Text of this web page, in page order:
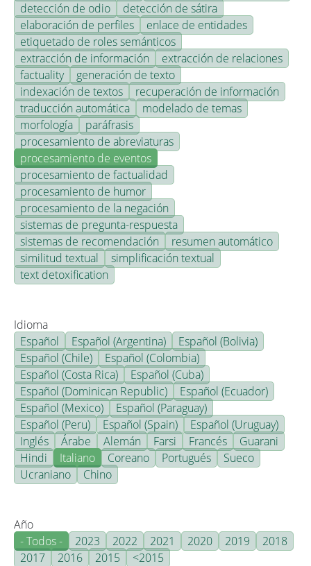
detección de odio
detección de sátira
elaboración de perfiles
enlace de entidades
etiquetado de roles semánticos
extracción de información
extracción de relaciones
factuality
generación de texto
indexación de textos
recuperación de información
traducción automática
modelado de temas
morfología
paráfrasis
procesamiento de abreviaturas
procesamiento de eventos
procesamiento de factualidad
procesamiento de humor
procesamiento de la negación
sistemas de pregunta-respuesta
sistemas de recomendación
resumen automático
similitud textual
simplificación textual
text detoxification
Idioma
Español
Español (Argentina)
Español (Bolivia)
Español (Chile)
Español (Colombia)
Español (Costa Rica)
Español (Cuba)
Español (Dominican Republic)
Español (Ecuador)
Español (Mexico)
Español (Paraguay)
Español (Peru)
Español (Spain)
Español (Uruguay)
Inglés
Árabe Alemán Farsi Francés
Guarani
Hindi
Italiano Coreano Portugués
Sueco
Ucraniano
Chino
Año
- Todos -
2023 2022 2021 2020 2019
2018
2017
2016 2015 <2015